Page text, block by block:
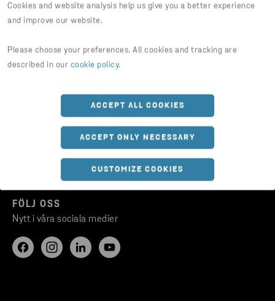
Cookies and website analysis help us give you a better experience
and improve our website.
Please choose your preferences. All cookies and tracking are
described in our cookie policy.
ACCEPT ALL COOKIES
ACCEPT ONLY NECESSARY
CUSTOMIZE COOKIES
FÖLJ OSS
Nytt i våra sociala medier